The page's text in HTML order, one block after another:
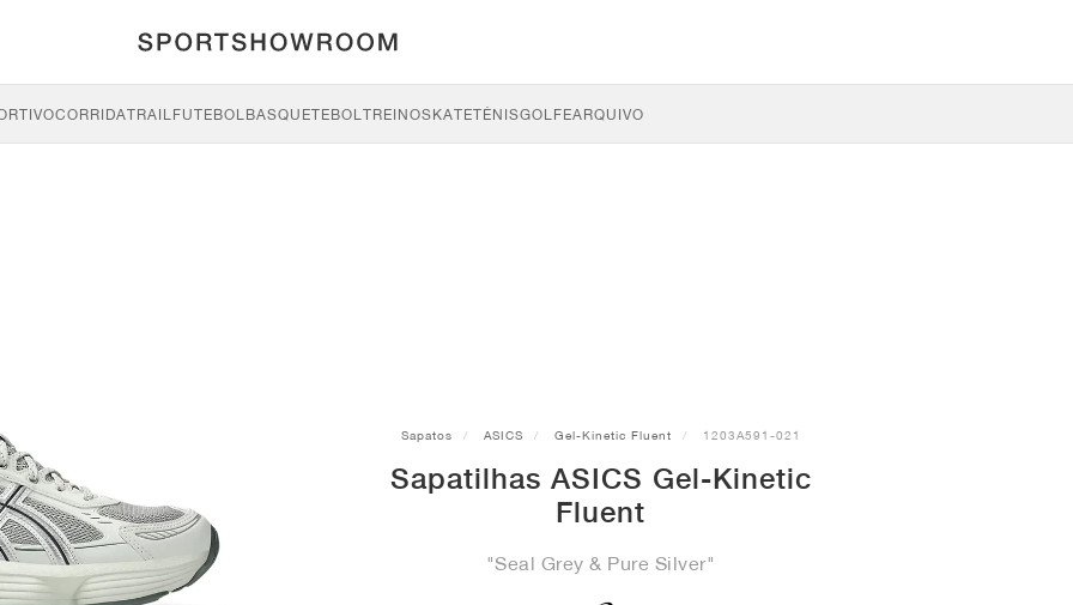
CORRIDATRAILFUTEBOLBASQUETEBOLTREINOSKATETÉNISGOLFEARQUIVO
Sapatos ASICS Gel-Kinetic Fluent 1203A591-021
Sapatilhas ASICS Gel-Kinetic
Fluent
"Seal Grey & Pure Silver"